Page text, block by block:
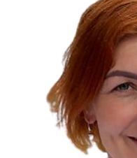
Cookies, ktoré
Technické a
Analytické a
Reklamné úložisko
Reklamné
Personalizácia reklám